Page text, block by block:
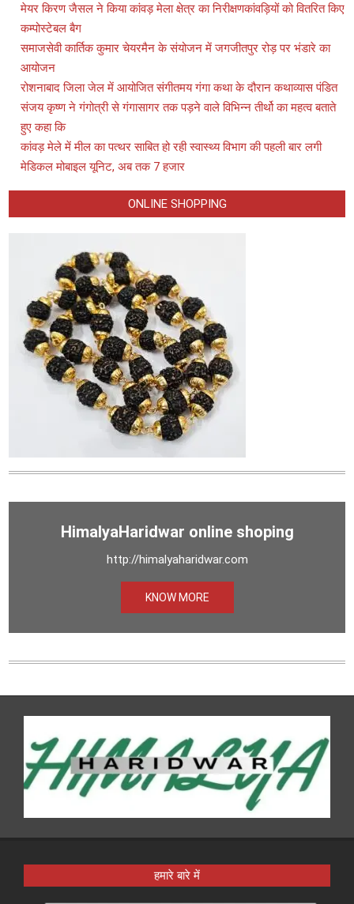
मेयर किरण जैसल ने किया कांवड़ मेला क्षेत्र का निरीक्षणकांवड़ियों को वितरित किए
कम्पोस्टेबल बैग
समाजसेवी कार्तिक कुमार चेयरमैन के संयोजन में जगजीतपुर रोड़ पर भंडारे का
आयोजन
रोशनाबाद जिला जेल में आयोजित संगीतमय गंगा कथा के दौरान कथाव्यास पंडित
संजय कृष्ण ने गंगोत्री से गंगासागर तक पड़ने वाले विभिन्न तीर्थो का महत्व बताते
हुए कहा कि
कांवड़ मेले में मील का पत्थर साबित हो रही स्वास्थ्य विभाग की पहली बार लगी
मेडिकल मोबाइल यूनिट, अब तक 7 हजार
ONLINE SHOPPING
HimalyaHaridwar online shoping
http://himalyaharidwar.com
KNOW MORE
हमारे बारे में